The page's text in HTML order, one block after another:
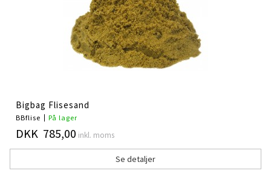
Bigbag Flisesand
BBflise På lager
DKK 785,00 inkl. moms
Se detaljer